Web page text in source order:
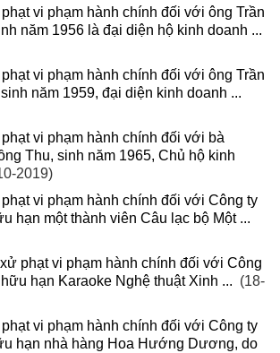
vi phạm hành chính đối với ông Trần
năm 1956 là đại diện hộ kinh doanh ...
vi phạm hành chính đối với ông Trần
năm 1959, đại diện kinh doanh ...
vi phạm hành chính đối với bà
Thu, sinh năm 1965, Chủ hộ kinh
2019)
vi phạm hành chính đối với Công ty
hạn một thành viên Câu lạc bộ Một ...
phạt vi phạm hành chính đối với Công
hạn Karaoke Nghệ thuật Xinh ... (18-
vi phạm hành chính đối với Công ty
hạn nhà hàng Hoa Hướng Dương, do